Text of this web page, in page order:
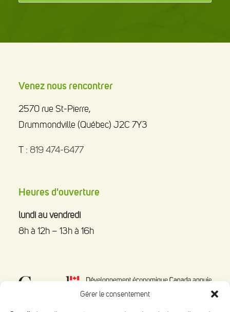
Gérer le consentement
Venez nous rencontrer
2570 rue St-Pierre,
Drummondville (Québec) J2C 7Y3
T : 819 474-6477
Heures d'ouverture
lundi au vendredi
8h à 12h – 13h à 16h